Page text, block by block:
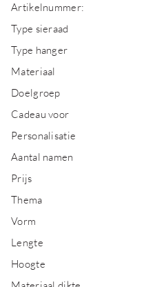
Artikelnummer:
Type sieraad
Type hanger
Materiaal
Doelgroep
Cadeau voor
Personalisatie
Aantal namen
Prijs
Thema
Vorm
Lengte
Hoogte